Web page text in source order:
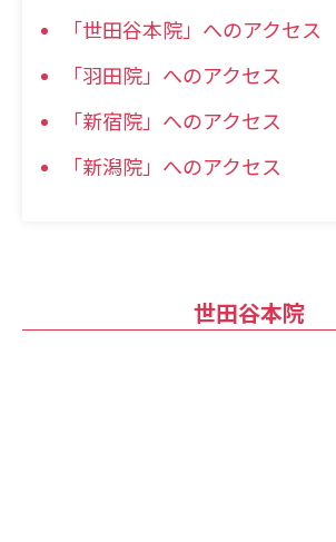
「世田谷本院」へのアクセス
「羽田院」へのアクセス
「新宿院」へのアクセス
「新潟院」へのアクセス
世田谷本院